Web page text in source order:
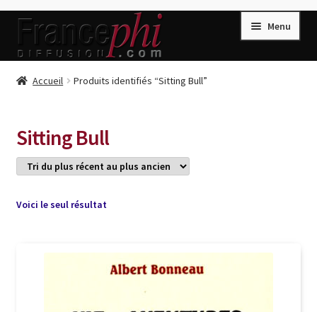
Aller
la
Aller
contenu
Menu
Accueil
Compte
Conditions de Vente
Connection
Listes d’Envies
Livres de Philippe Randa
Accueil Produits identifiés “Sitting Bull”
Sitting Bull
Voici le seul résultat